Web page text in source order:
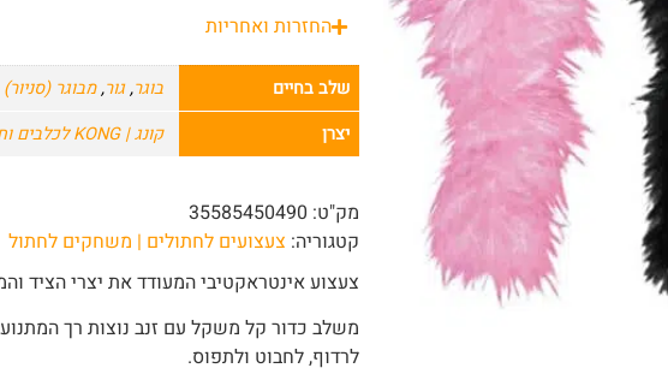
החזרות ואחריות
שלב בחיים בוגר,גור,מבוגר (סניור)
יצרן
קונג | KONG לכלבים וחתולים
מק"ט: 35585450490
קטגוריה: צעצועים לחתולים | משחקים לחתול
צעצוע אינטראקטיבי המעודד את יצרי הציד
משלב כדור קל משקל עם זנב נוצות רך
לרדוף, לחבוט ולתפוס.